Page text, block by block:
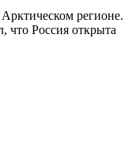
регионе.
что Россия открыта